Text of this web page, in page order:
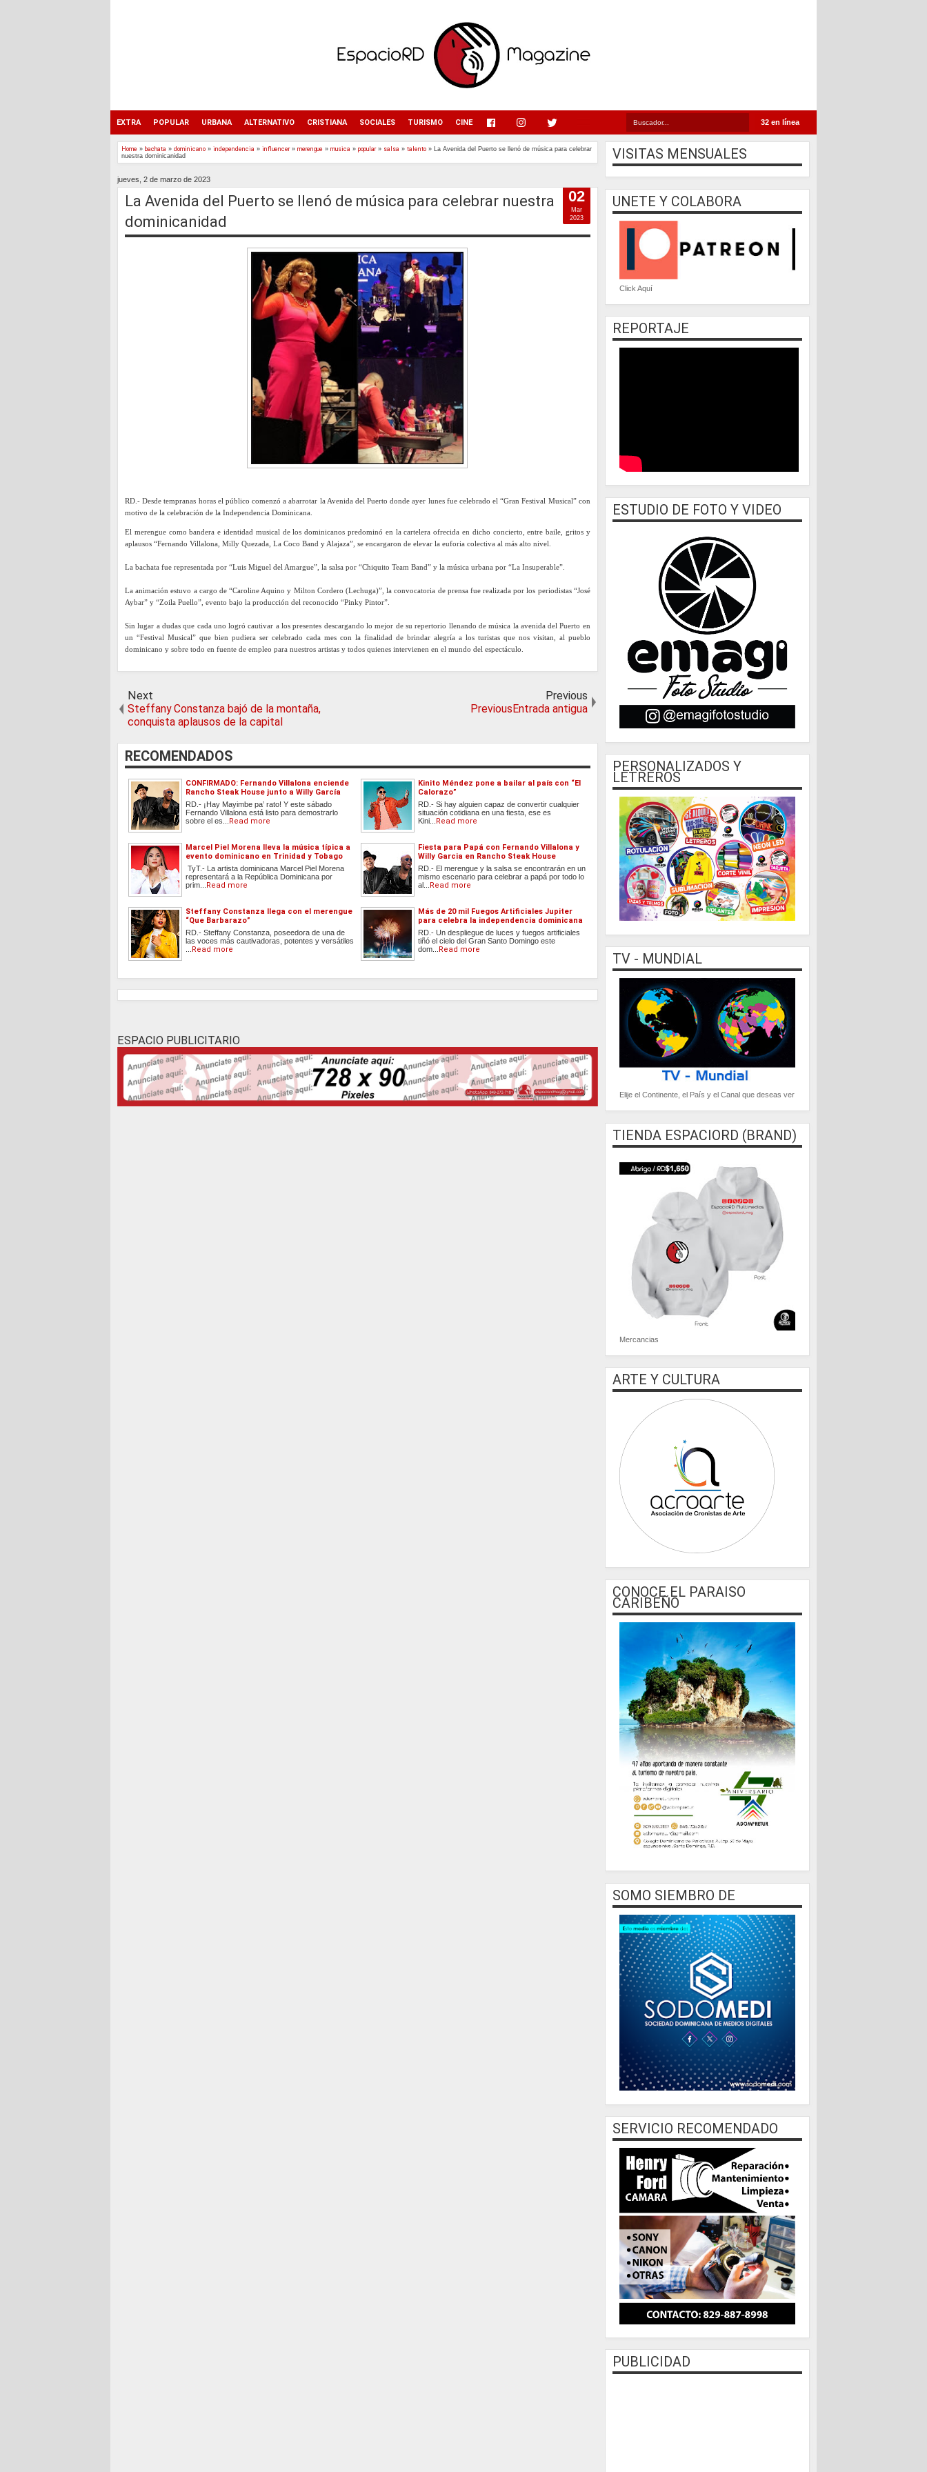
32 en línea
EXTRA POPULAR URBANA ALTERNATIVO CRISTIANA SOCIALES TURISMO CINE
Home » bachata » dominicano » independencia » influencer» merengue » musica » popular» salsa » talento » La Avenida del Puerto se llenó de música para celebrar
nuestra dominicanidad
jueves, 2 de marzo de 2023
La Avenida del Puerto se llenó de música para celebrar nuestra
dominicanidad
RD.- Desde tempranas horas el público comenzó a abarrotar la Avenida del Puerto donde ayer lunes fue celebrado el “Gran Festival Musical” con
motivo de la celebración de la Independencia Dominicana.
El merengue como bandera e identidad musical de los dominicanos predominó en la cartelera ofrecida en dicho concierto, entre baile, gritos y
aplausos “Fernando Villalona, Milly Quezada, La Coco Band y Alajaza”, se encargaron de elevar la euforia colectiva al más alto nivel.
La bachata fue representada por “Luis Miguel del Amargue”, la salsa por “Chiquito Team Band” y la música urbana por “La Insuperable”.
La animación estuvo a cargo de “Caroline Aquino y Milton Cordero (Lechuga)”, la convocatoria de prensa fue realizada por los periodistas “José
Aybar” y “Zoila Puello”, evento bajo la producción del reconocido “Pinky Pintor”.
Sin lugar a dudas que cada uno logró cautivar a los presentes descargando lo mejor de su repertorio llenando de música la avenida del Puerto en
un “Festival Musical” que bien pudiera ser celebrado cada mes con la finalidad de brindar alegría a los turistas que nos visitan, al pueblo
dominicano y sobre todo en fuente de empleo para nuestros artistas y todos quienes intervienen en el mundo del espectáculo.
02
Mar
2023
Next
Steffany Constanza bajó de la montaña,
conquista aplausos de la capital
Previous
PreviousEntrada antigua
RECOMENDADOS
CONFIRMADO: Fernando Villalona enciende
Rancho Steak House junto a Willy García
RD.- ¡Hay Mayimbe pa’ rato! Y este sábado
Fernando Villalona está listo para demostrarlo
sobre el es...
Read more
Kinito Méndez pone a bailar al país con “El
Calorazo”
RD.- Si hay alguien capaz de convertir cualquier
situación cotidiana en una fiesta, ese es
Kini...
Read more
Marcel Piel Morena lleva la música típica a
evento dominicano en Trinidad y Tobago
TyT.- La artista dominicana Marcel Piel Morena
representará a la República Dominicana por
prim...
Read more
Fiesta para Papá con Fernando Villalona y
Willy Garcia en Rancho Steak House
RD.- El merengue y la salsa se encontrarán en un
mismo escenario para celebrar a papá por todo lo
al...
Read more
Steffany Constanza llega con el merengue
“Que Barbarazo”
RD.- Steffany Constanza, poseedora de una de
las voces más cautivadoras, potentes y versátiles
Read more
Más de 20 mil Fuegos Artificiales Jupiter
para celebra la independencia dominicana
RD.- Un despliegue de luces y fuegos artificiales
tiñó el cielo del Gran Santo Domingo este
dom...
Read more
ESPACIO PUBLICITARIO
VISITAS MENSUALES
UNETE Y COLABORA
Click Aquí
REPORTAJE
ESTUDIO DE FOTO Y VIDEO
PERSONALIZADOS Y
LETREROS
TV - MUNDIAL
Elije el Continente, el País y el Canal que deseas ver
TIENDA ESPACIORD (BRAND)
Mercancias
ARTE Y CULTURA
CONOCE EL PARAISO
CARIBEÑO
SOMO SIEMBRO DE
SERVICIO RECOMENDADO
PUBLICIDAD